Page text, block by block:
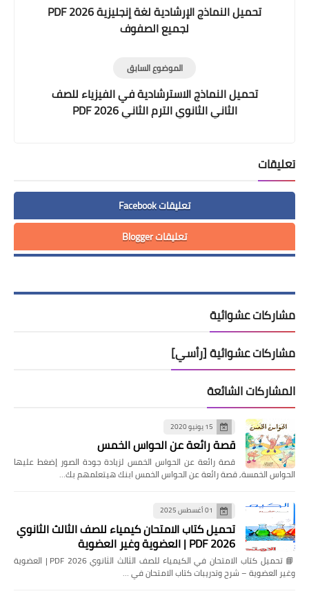
تحميل النماذج الإرشادية لغة إنجليزية 2026 PDF
لجميع الصفوف
الموضوع السابق
تحميل النماذج الاسترشادية في الفيزياء للصف
الثاني الثانوي الترم الثاني 2026 PDF
تعليقات
تعليقات Facebook
تعليقات Blogger
مشاركات عشوائية
مشاركات عشوائية [رأسي]
المشاركات الشائعة
15 يونيو 2020
قصة رائعة عن الحواس الخمس
قصة رائعة عن الحواس الخمس لزيادة جودة الصور إضغط عليها
الحواس الخمسة, قصة رائعة عن الحواس الخمس ابنك هيتعلمهم بك…
01 أغسطس 2025
تحميل كتاب الامتحان كيمياء للصف الثالث الثانوي
2026 PDF | العضوية وغير العضوية
📘 تحميل كتاب الامتحان في الكيمياء للصف الثالث الثانوي 2026 PDF | العضوية
وغير العضوية – شرح وتدريبات كتاب الامتحان في …